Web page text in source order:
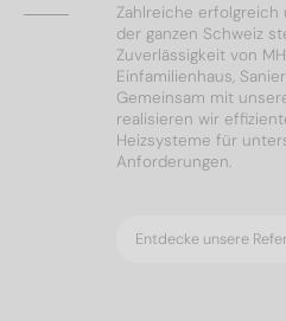
Zahlreiche erfolgreich
der ganzen Schweiz
Zuverlässigkeit von
Einfamilienhaus,
Gemeinsam mit
realisieren wir
Heizsysteme für
Anforderungen.
Entdecke unsere